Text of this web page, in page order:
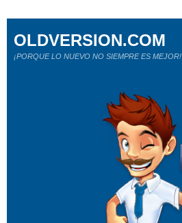
OLDVERSION.COM
¡PORQUE LO NUEVO NO SIEMPRE ES MEJOR!